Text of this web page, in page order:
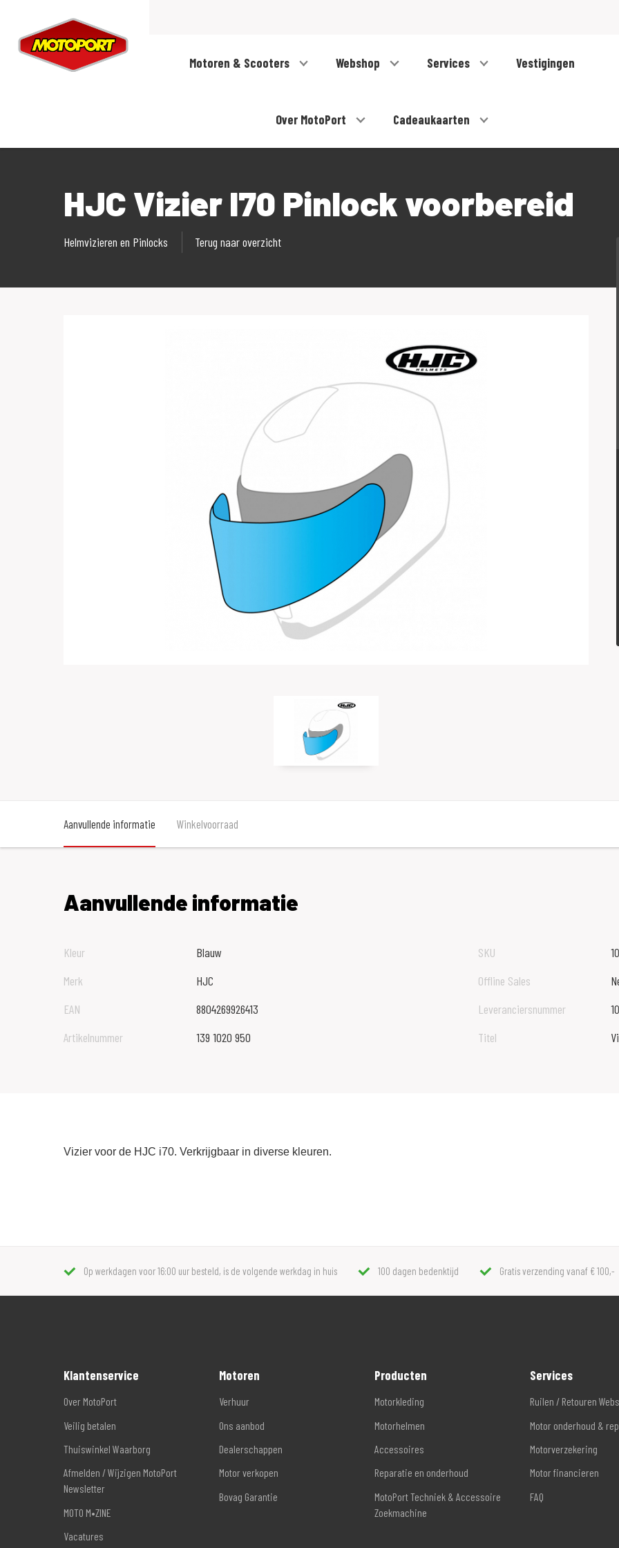
Motoren & Scooters Webshop Services Vestigingen
Over MotoPort Cadeaukaarten
HJC Vizier I70 Pinlock voorbereid
Helmvizieren en Pinlocks Terug naar overzicht
Aanvullende informatie Winkelvoorraad
Aanvullende informatie
Kleur
Blauw
Merk
HJC
EAN
8804269926413
Artikelnummer
139 1020 950
SKU
Offline Sales
Leveranciersnummer
Titel
Vizier voor de HJC i70. Verkrijgbaar in diverse kleuren.
Op werkdagen voor 16:00 uur besteld, is de volgende werkdag in huis 100 dagen bedenktijd Gratis verzending vanaf € 100,-
Klantenservice
Over MotoPort
Veilig betalen
Thuiswinkel Waarborg
Afmelden / Wijzigen MotoPort
Newsletter
MOTO M•ZINE
Vacatures
Motoren
Verhuur
Ons aanbod
Dealerschappen
Motor verkopen
Bovag Garantie
Producten
Motorkleding
Motorhelmen
Accessoires
Reparatie en onderhoud
MotoPort Techniek & Accessoire
Zoekmachine
Services
Ruilen / Retouren
Motor onderhoud &
Motorverzekering
Motor financieren
FAQ